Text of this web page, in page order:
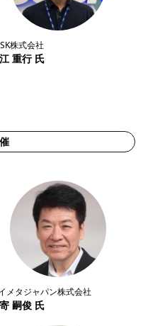
株式会社
重行 氏
メタジャパン株式会社
嗣俊 氏